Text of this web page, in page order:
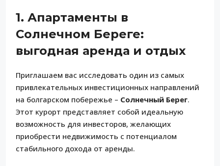
1. Апартаменты в
Солнечном Береге:
выгодная аренда и отдых
Приглашаем вас исследовать один из самых
привлекательных инвестиционных направлений
на болгарском побережье – Солнечный Берег.
Этот курорт представляет собой идеальную
возможность для инвесторов, желающих
приобрести недвижимость с потенциалом
стабильного дохода от аренды.